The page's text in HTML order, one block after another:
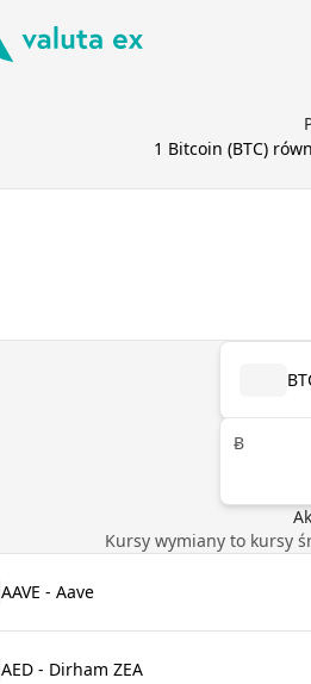
1 Bitcoin (BTC)
Ƀ
Kursy wymiany to kursy
AAVE - Aave
AED - Dirham ZEA